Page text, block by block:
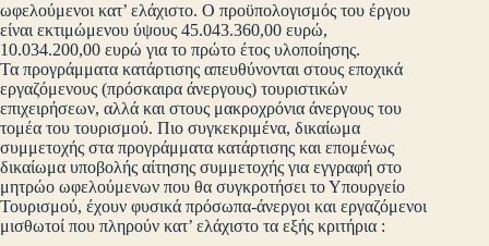
ωφελούμενοι κατ’ ελάχιστο. Ο προϋπολογισμός του έργου
είναι εκτιμώμενου ύψους 45.043.360,00 ευρώ,
10.034.200,00 ευρώ για το πρώτο έτος υλοποίησης.
Τα προγράμματα κατάρτισης απευθύνονται στους εποχικά
εργαζόμενους (πρόσκαιρα άνεργους) τουριστικών
επιχειρήσεων, αλλά και στους μακροχρόνια άνεργους του
τομέα του τουρισμού. Πιο συγκεκριμένα, δικαίωμα
συμμετοχής στα προγράμματα κατάρτισης και επομένως
δικαίωμα υποβολής αίτησης συμμετοχής για εγγραφή στο
μητρώο ωφελούμενων που θα συγκροτήσει το Υπουργείο
Τουρισμού, έχουν φυσικά πρόσωπα-άνεργοι και εργαζόμενοι
μισθωτοί που πληρούν κατ’ ελάχιστο τα εξής κριτήρια :